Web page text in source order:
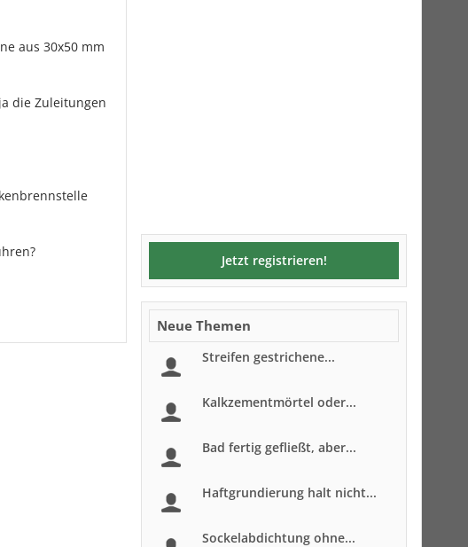
aus 30x50 mm
die Zuleitungen
Jetzt registrieren!
Neue Themen
Streifen gestrichene...
Kalkzementmörtel oder...
Bad fertig gefließt, aber...
Haftgrundierung halt nicht...
Sockelabdichtung ohne...